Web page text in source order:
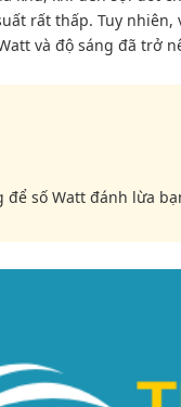
rất thấp. Tuy
và độ sáng đã trở
để số Watt đánh lừa